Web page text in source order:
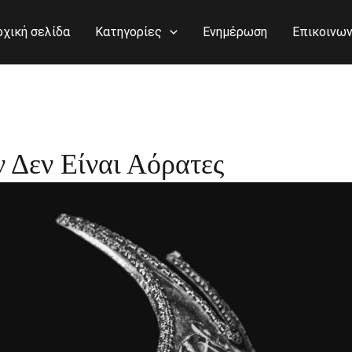
σελίδα Κατηγορίες Ενημέρωση
Είναι Αόρατες